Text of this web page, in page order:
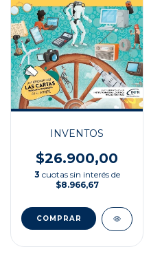
INVENTOS
$26.900,00
3 cuotas sin interés de
$8.966,67